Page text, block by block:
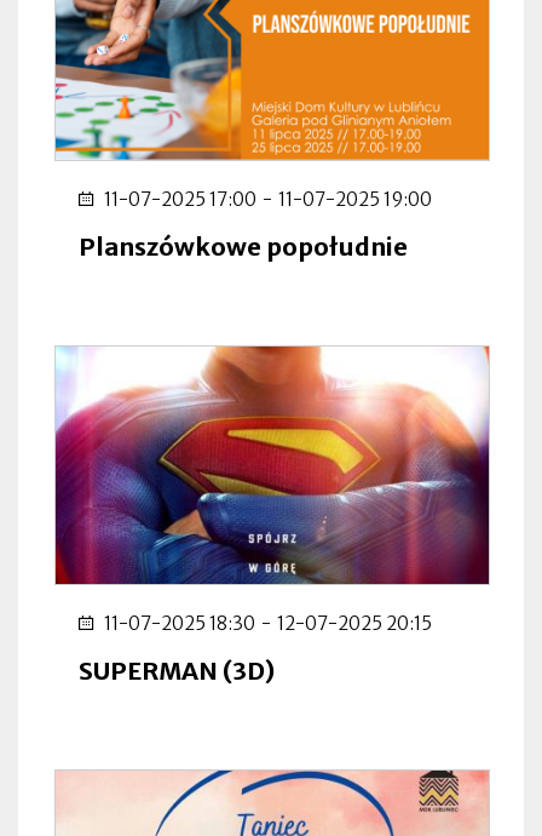
11-07-2025 17:00 - 11-07-2025 19:00
Planszówkowe popołudnie
11-07-2025 18:30 - 12-07-2025 20:15
SUPERMAN (3D)